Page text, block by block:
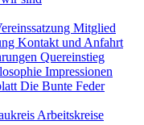
Mitglied
Kontakt und Anfahrt
Quereinstieg
Impressionen
Die Bunte Feder
Arbeitskreise